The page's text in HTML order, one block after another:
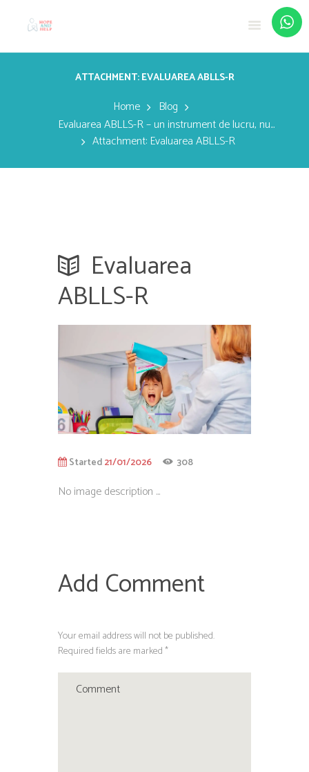
ATTACHMENT: EVALUAREA ABLLS-R
Home
Blog
Evaluarea ABLLS-R – un instrument de lucru, nu...
Attachment: Evaluarea ABLLS-R
Evaluarea
ABLLS-R
Started21/01/2026 308
No image description ...
Add Comment
Your email address will not be published.
Required fields are marked *